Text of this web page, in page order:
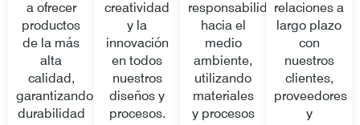
a ofrecer
productos
de la más
alta
calidad,
garantizando
durabilidad
creatividad
y la
innovación
en todos
nuestros
diseños y
procesos.
responsabilidad
hacia el
medio
ambiente,
utilizando
materiales
y procesos
relaciones a
largo plazo
con
nuestros
clientes,
proveedores
y